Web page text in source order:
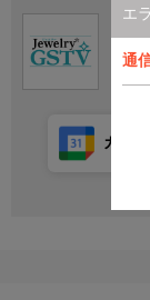
エ
通
カレ